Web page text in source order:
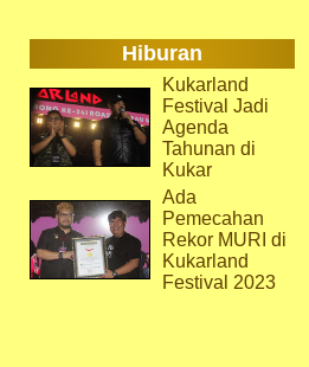
Hiburan
Kukarland
Festival Jadi
Agenda
Tahunan di
Kukar
Ada
Pemecahan
Rekor MURI di
Kukarland
Festival 2023